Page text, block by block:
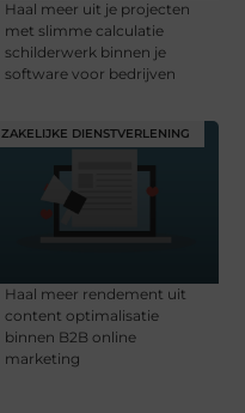
Haal meer uit je projecten
met slimme calculatie
schilderwerk binnen je
software voor bedrijven
ZAKELIJKE DIENSTVERLENING
Haal meer rendement uit
content optimalisatie
binnen B2B online
marketing